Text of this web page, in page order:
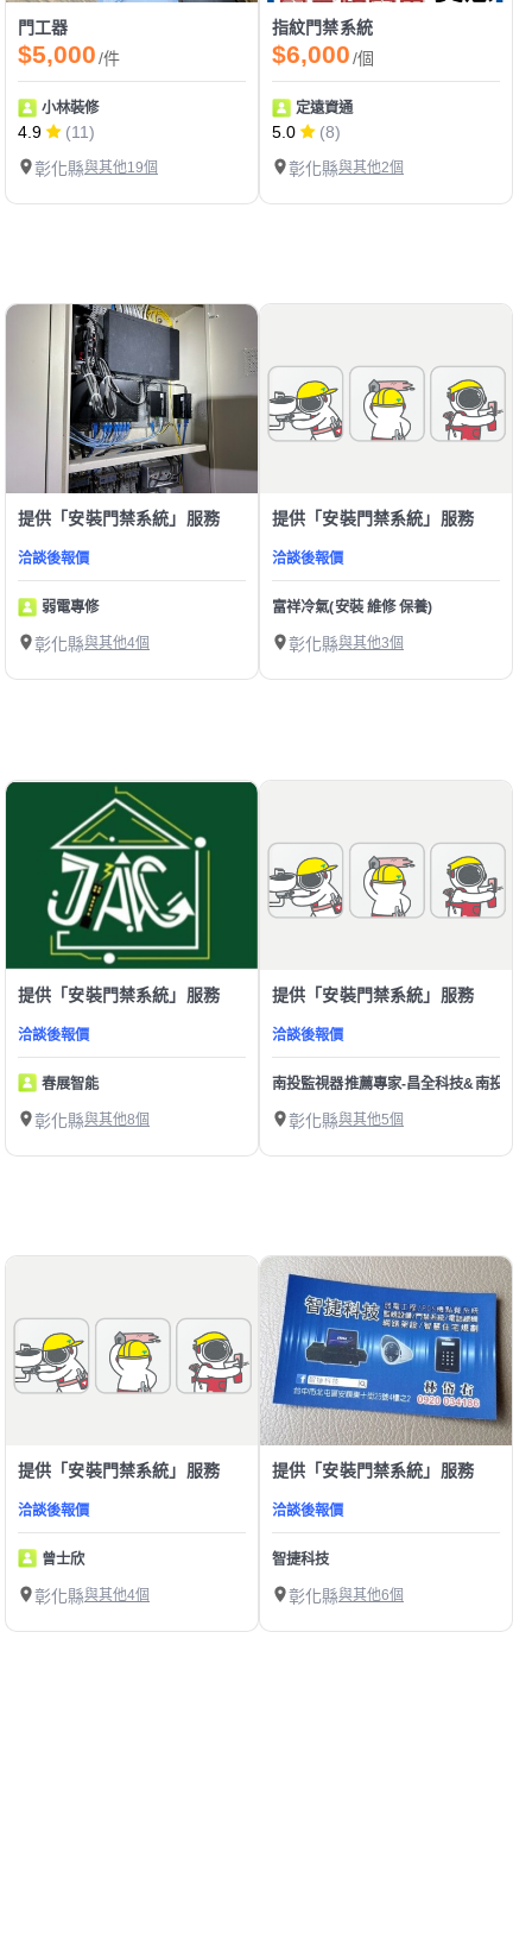
門工器
$5,000/件
小林裝修
4.9
(11)
彰化縣與其他19個
指紋門禁系統
$6,000/個
定遠資通
5.0
(8)
彰化縣與其他2個
提供「安裝門禁系統」服務
洽談後報價
弱電專修
彰化縣與其他4個
提供「安裝門禁系統」服務
洽談後報價
富祥冷氣(安裝 維修 保養)
彰化縣與其他3個
提供「安裝門禁系統」服務
洽談後報價
春展智能
彰化縣與其他8個
提供「安裝門禁系統」服務
洽談後報價
南投監視器推薦專家-昌全科技&南投 監
彰化縣與其他5個
提供「安裝門禁系統」服務
洽談後報價
曾士欣
彰化縣與其他4個
提供「安裝門禁系統」服務
洽談後報價
智捷科技
彰化縣與其他6個